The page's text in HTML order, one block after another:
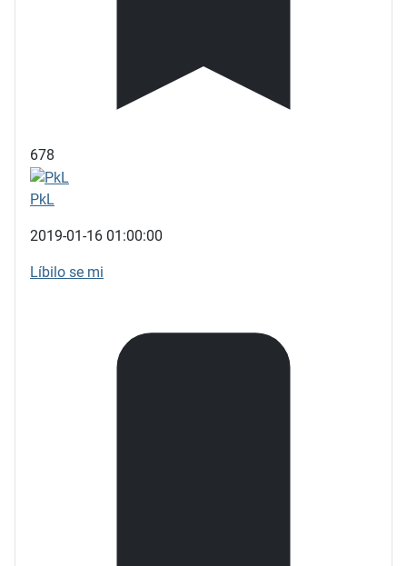
678
PkL
2019-01-16 01:00:00
Líbilo se mi